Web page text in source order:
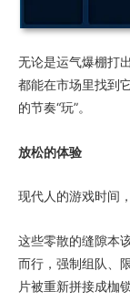
无论是运气爆棚打
都能在市场里找到
的节奏“玩”。
放松的体验
现代人的游戏时间
这些零散的缝隙本
而行，强制组队、
片被重新拼接成枷锁